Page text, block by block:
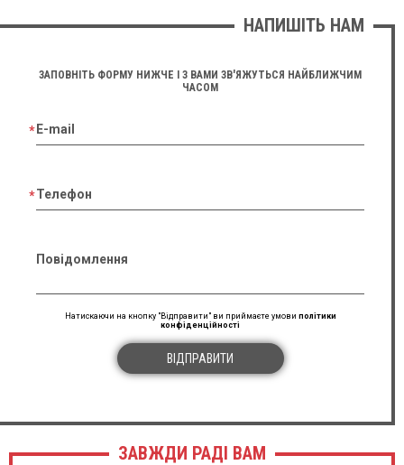
НАПИШІТЬ НАМ
ЗАПОВНІТЬ ФОРМУ НИЖЧЕ І З ВАМИ ЗВ'ЯЖУТЬСЯ НАЙБЛИЖЧИМ
ЧАСОМ
E-mail
Телефон
Повідомлення
Натискаючи на кнопку "Відправити" ви приймаєте умови політики
конфіденційності
ВІДПРАВИТИ
ЗАВЖДИ РАДІ ВАМ